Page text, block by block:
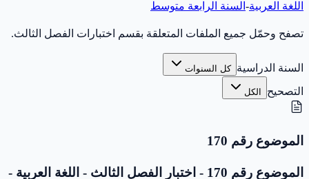
اللغة العربية- السنة الرابعة متوسط
تصفح وحمّل جميع الملفات المتعلقة بقسم اختبارات الفصل الثالث.
السنة الدراسية كل السنوات
التصحيح الكل
الموضوع رقم 170
الموضوع رقم 170 - اختبار الفصل الثالث - اللغة العربية -